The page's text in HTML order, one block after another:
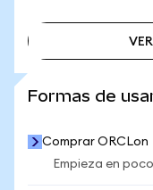
Formas de
Comprar ORCLon
Empieza en